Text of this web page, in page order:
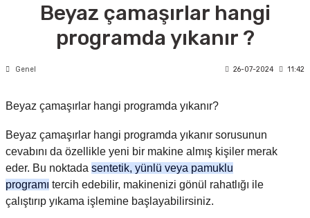
Beyaz çamaşırlar hangi
programda yıkanır ?
Genel 26-07-2024 11:42
Beyaz çamaşırlar hangi programda yıkanır?
Beyaz çamaşırlar hangi programda yıkanır sorusunun
cevabını da özellikle yeni bir makine almış kişiler merak
eder. Bu noktada sentetik, yünlü veya pamuklu
programı tercih edebilir, makinenizi gönül rahatlığı ile
çalıştırıp yıkama işlemine başlayabilirsiniz.